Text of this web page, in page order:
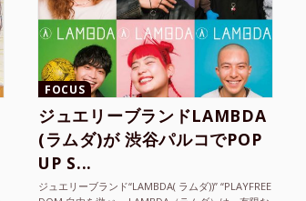
FOCUS
ジュエリーブランドLAMBDA
(ラムダ)が 渋谷パルコでPOP
UP S...
ジュエリーブランド“LAMBDA( ラムダ))” “PLAYFREE
DOM 自由を遊べ。 LAMBDA（ラムダ）は、有限な
資源を無限のクリエイティブで追究し、 性別や年齢
の枠を超えボーダレスなジュエリ...
2025.1.16 ヒラバヤシ